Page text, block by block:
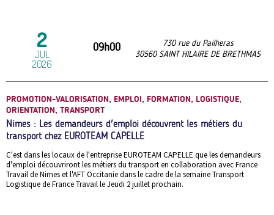
2
JUL
2026
09h00
730 rue du Pailheras
30560 SAINT HILAIRE DE BRETHMAS
PROMOTION-VALORISATION, EMPLOI, FORMATION, LOGISTIQUE,
ORIENTATION, TRANSPORT
Nimes : Les demandeurs d'emploi découvrent les métiers du
transport chez EUROTEAM CAPELLE
C'est dans les locaux de l'entreprise EUROTEAM CAPELLE que les demandeurs
d'emploi découvriront les métiers du transport en collaboration avec France
Travail de Nimes et l'AFT Occitanie dans le cadre de la semaine Transport
Logistique de France Travail le Jeudi 2 juillet prochain.